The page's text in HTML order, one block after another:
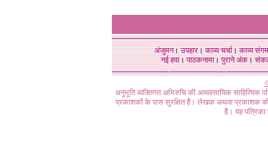
अंजुमन।उपहार।काव्य चर्चा।काव्य संगम
नई हवा। पाठकनामा। पुराने अंक।
अनुभूति व्यक्तिगत अभिरुचि की अव्यवसायिक
प्रकाशकों के पास सुरक्षित हैं। लेखक अथवा प्रकाशक की
है। यह पत्रिका